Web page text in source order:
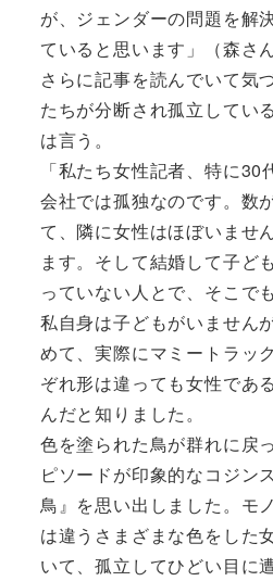
が、ジェンダーの問題を解
ていると思います」（森さん
さらに記事を読んでいて気
たちが分断され孤立してい
は言う。
「私たち女性記者、特に30
会社では孤独なのです。数
て、隣に女性はほぼいませ
ます。そして結婚して子ど
っていない人とで、そこで
私自身は子どもがいません
めて、実際にマミートラッ
ぞれ形は違っても女性であ
んだと知りました。
色を塗られた鳥が群れに戻
ピソードが印象的なコジン
鳥』を思い出しました。モ
は違うさまざまな色をした
いて、孤立してひどい目に